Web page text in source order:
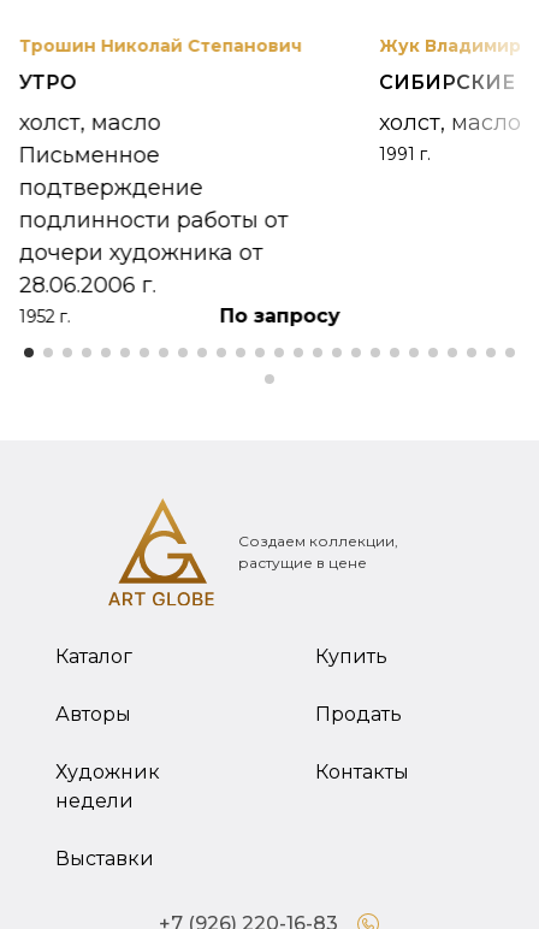
Трошин Николай Степанович
УТРО
холст, масло
Письменное
подтверждение
подлинности работы от
дочери художника от
28.06.2006 г.
1952 г. По запросу
Жук Владимир
СИБИРСКИЕ
холст, масло
1991 г.
Создаем коллекции,
растущие в цене
Каталог
Авторы
Художник
недели
Выставки
Купить
Продать
Контакты
+7 (926) 220-16-83